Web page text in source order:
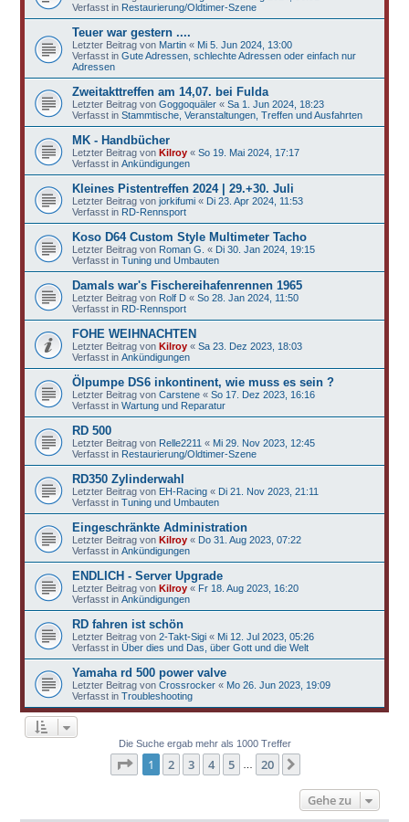
Verfasst in Restaurierung/Oldtimer-Szene
Teuer war gestern ....
Letzter Beitrag von Martin« Mi 5. Jun 2024, 13:00
Verfasst in Gute Adressen, schlechte Adressen oder einfach nur
Adressen
Zweitakttreffen am 14,07. bei Fulda
Letzter Beitrag von Goggoquäler« Sa 1. Jun 2024, 18:23
Verfasst in Stammtische, Veranstaltungen, Treffen und Ausfahrten
MK - Handbücher
Letzter Beitrag von Kilroy« So 19. Mai 2024, 17:17
Verfasst in Ankündigungen
Kleines Pistentreffen 2024 | 29.+30. Juli
Letzter Beitrag von jorkifumi« Di 23. Apr 2024, 11:53
Verfasst in RD-Rennsport
Koso D64 Custom Style Multimeter Tacho
Letzter Beitrag von Roman G. « Di 30. Jan 2024, 19:15
Verfasst in Tuning und Umbauten
Damals war's Fischereihafenrennen 1965
Letzter Beitrag von Rolf D« So 28. Jan 2024, 11:50
Verfasst in RD-Rennsport
FOHE WEIHNACHTEN
Letzter Beitrag von Kilroy« Sa 23. Dez 2023, 18:03
Verfasst in Ankündigungen
Ölpumpe DS6 inkontinent, wie muss es sein ?
Letzter Beitrag von Carstene« So 17. Dez 2023, 16:16
Verfasst in Wartung und Reparatur
RD 500
Letzter Beitrag von Relle2211 « Mi 29. Nov 2023, 12:45
Verfasst in Restaurierung/Oldtimer-Szene
RD350 Zylinderwahl
Letzter Beitrag von EH-Racing« Di 21. Nov 2023, 21:11
Verfasst in Tuning und Umbauten
Eingeschränkte Administration
Letzter Beitrag von Kilroy« Do 31. Aug 2023, 07:22
Verfasst in Ankündigungen
ENDLICH - Server Upgrade
Letzter Beitrag von Kilroy« Fr 18. Aug 2023, 16:20
Verfasst in Ankündigungen
RD fahren ist schön
Letzter Beitrag von 2-Takt-Sigi« Mi 12. Jul 2023, 05:26
Verfasst in Über dies und Das, über Gott und die Welt
Yamaha rd 500 power valve
Letzter Beitrag von Crossrocker« Mo 26. Jun 2023, 19:09
Verfasst in Troubleshooting
Die Suche ergab mehr als 1000 Treffer
Seite 1von 20
1 2 3 4 5 20
Gehe zu